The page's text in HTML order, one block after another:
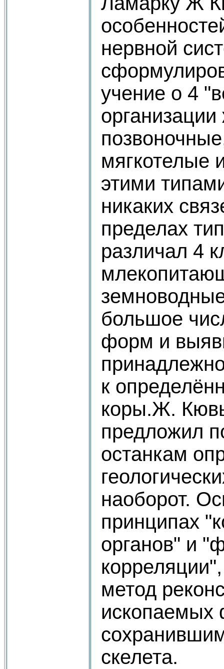
нервной
учение о 4
мягкотелые
этими
никаких
пределах
различал 4
большое
форм и
к
коры.Ж.
предложил
останкам
наоборот.
принципах
органов" и
метод
ископаемых
скелета.